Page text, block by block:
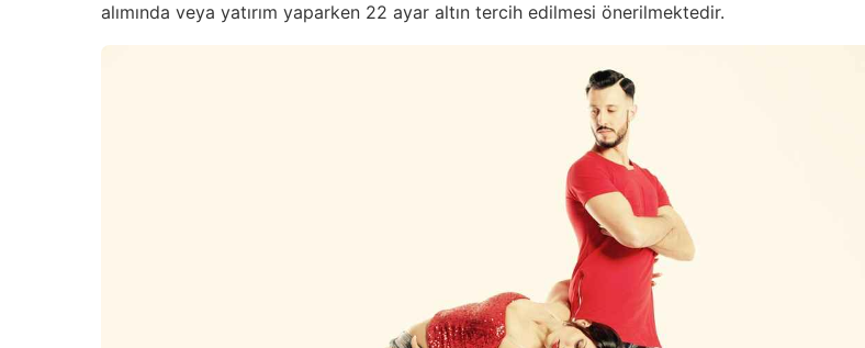
alımında veya yatırım yaparken 22 ayar altın tercih edilmesi önerilmektedir.